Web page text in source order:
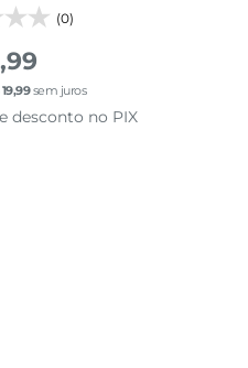
(0)
19,99sem juros
desconto no PIX